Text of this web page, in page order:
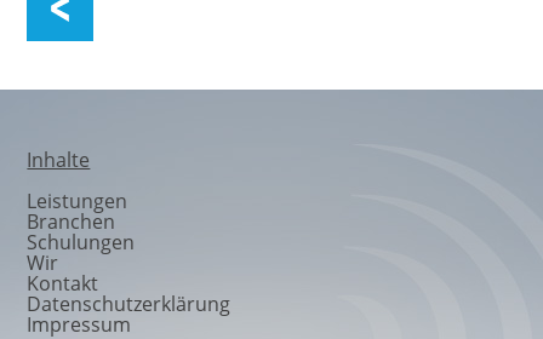
Inhalte
Leistungen
Branchen
Schulungen
Wir
Kontakt
Datenschutzerklärung
Impressum